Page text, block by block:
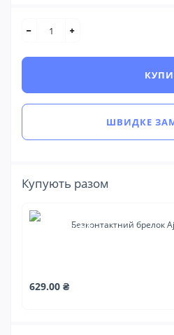
ШВИДКЕ
Купують разом
Безконтактний брелок
629.00 ₴